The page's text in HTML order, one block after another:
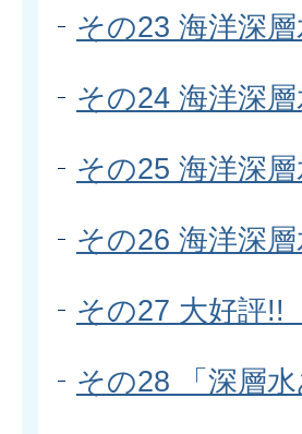
その23 海洋深
その24 海洋深
その25 海洋深
その26 海洋深
その27 大好評!!
その28 「深層